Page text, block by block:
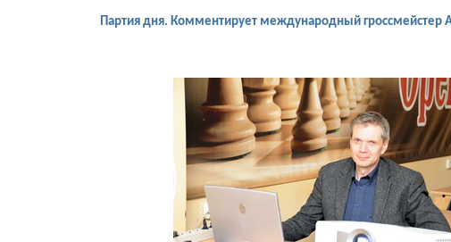
Партия дня. Комментирует международный гроссмейстер